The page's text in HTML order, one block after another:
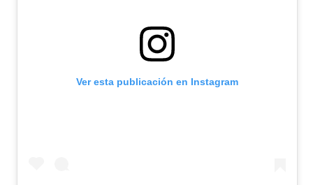
Ver esta publicación en Instagram